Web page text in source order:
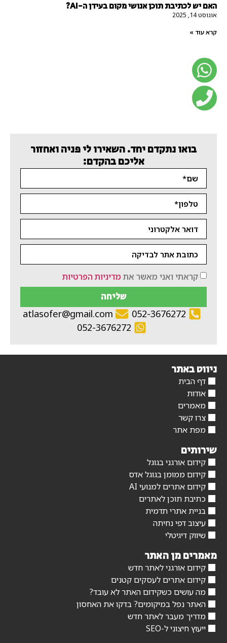
האם יש לכתיבת תוכן אנושי מקום בעידן ה-AI?
אוגוסט 14, 2025
קרא עוד »
בואו נתקדם יחד. השאירו לי פניה ואחזור
אליכם בהקדם:
קראתי ואני מאשר את מדיניות הפרטיות
שליחה
052-3676272
atlasofer@gmail.com
052-3676272
ניווט באתר
דף הבית
אודות
מאמרים
צרו קשר
מפת אתר
שירותים
קידום אורגני בגוגל
קידום ממומן בגוגל אדס
קידום אתרים למנועי AI
כתיבת תוכן לאתרים
בניית אתרי תדמית
עיצוב דפי נחיתה
שיווק דיגיטלי
מאמרים מן האתר
קידום אורגני לאתר חדש
קידום אתרים לעסקים קטנים
מה עושים כשקידום האתר לא עובד?
האתר נפל במיקומים? בדקו את האחסון
מדריך מעבר לאתר חדש
ייעוץ חיצוני ל-SEO